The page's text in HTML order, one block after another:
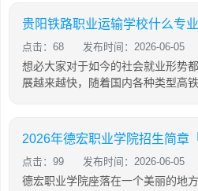
贵阳铁路职业运输学校什么专
点击：68 发布时间：2026-06-05
想必大家对于如今的社会就业形势
展越来越快，随着国内各种类型高
2026年德宏职业学院招生简章
点击：99 发布时间：2026-06-05
德宏职业学院座落在一个美丽的